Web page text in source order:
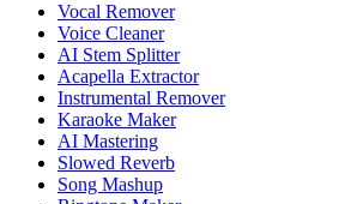
Vocal Remover
Voice Cleaner
AI Stem Splitter
Acapella Extractor
Instrumental Remover
Karaoke Maker
AI Mastering
Slowed Reverb
Song Mashup